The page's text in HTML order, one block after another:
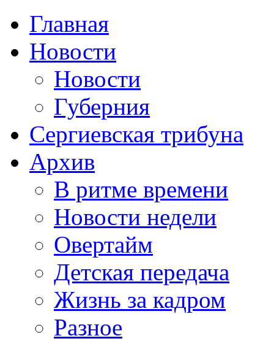
Главная
Новости
Новости
Губерния
Сергиевская трибуна
Архив
В ритме времени
Новости недели
Овертайм
Детская передача
Жизнь за кадром
Разное